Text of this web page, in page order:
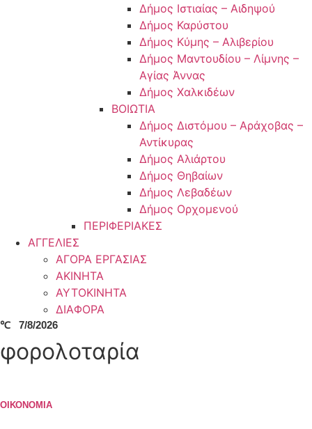
Δήμος Ιστιαίας – Αιδηψού
Δήμος Καρύστου
Δήμος Κύμης – Αλιβερίου
Δήμος Μαντουδίου – Λίμνης –
Αγίας Άννας
Δήμος Χαλκιδέων
ΒΟΙΩΤΙΑ
Δήμος Διστόμου – Αράχοβας –
Αντίκυρας
Δήμος Αλιάρτου
Δήμος Θηβαίων
Δήμος Λεβαδέων
Δήμος Ορχομενού
ΠΕΡΙΦΕΡΙΑΚΕΣ
ΑΓΓΕΛΙΕΣ
ΑΓΟΡΑ ΕΡΓΑΣΙΑΣ
ΑΚΙΝΗΤΑ
ΑΥΤΟΚΙΝΗΤΑ
ΔΙΑΦΟΡΑ
℃ 7/8/2026
φορολοταρία
ΟΙΚΟΝΟΜΙΑ